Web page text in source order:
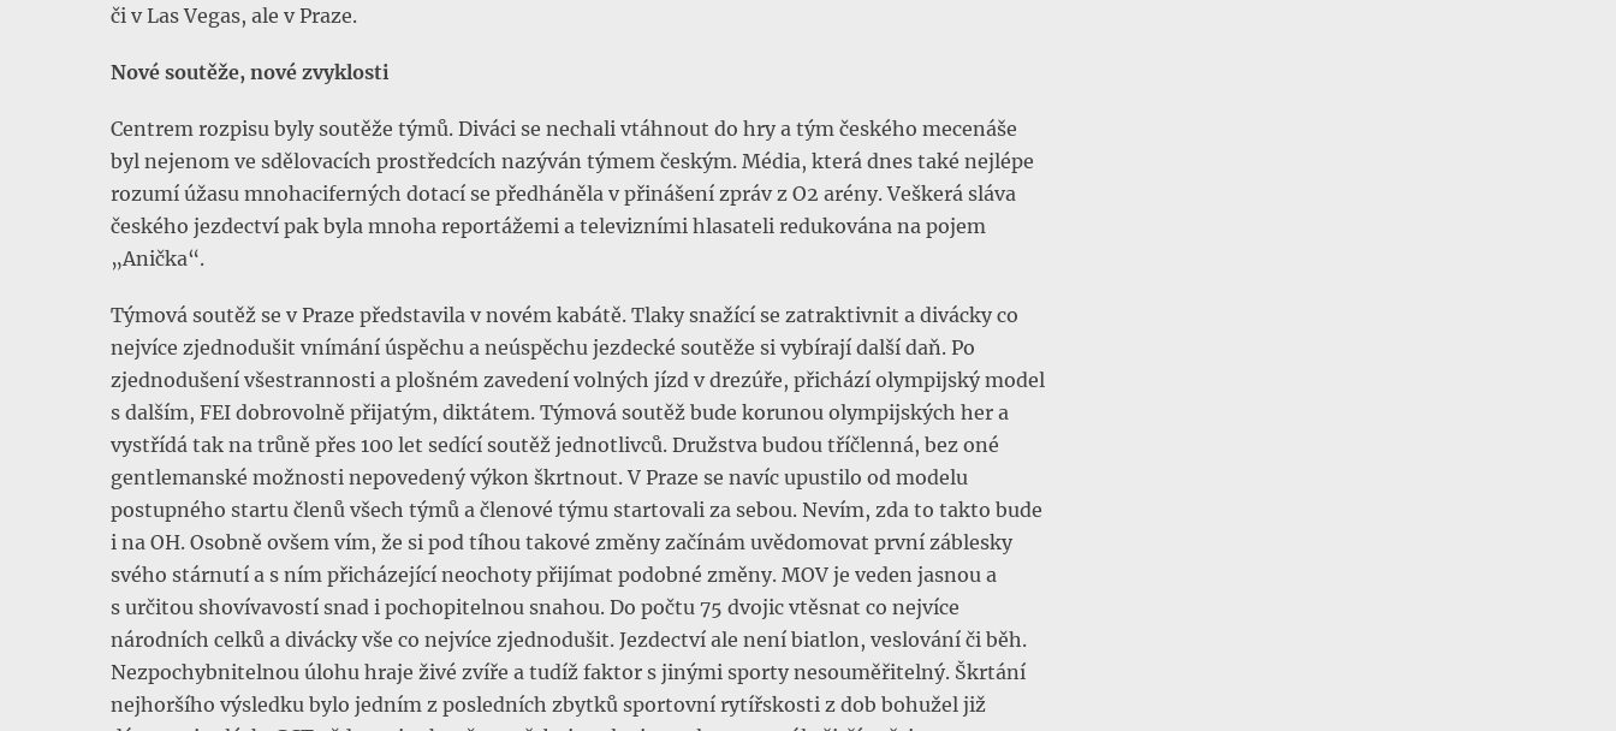
či v Las Vegas, ale v Praze.
Nové soutěže, nové zvyklosti
Centrem rozpisu byly soutěže týmů. Diváci se nechali vtáhnout do hry a tým českého mecenáše
byl nejenom ve sdělovacích prostředcích nazýván týmem českým. Média, která dnes také nejlépe
rozumí úžasu mnohaciferných dotací se předháněla v přinášení zpráv z O2 arény. Veškerá sláva
českého jezdectví pak byla mnoha reportážemi a televizními hlasateli redukována na pojem
„Anička“.
Týmová soutěž se v Praze představila v novém kabátě. Tlaky snažící se zatraktivnit a divácky co
nejvíce zjednodušit vnímání úspěchu a neúspěchu jezdecké soutěže si vybírají další daň. Po
zjednodušení všestrannosti a plošném zavedení volných jízd v drezúře, přichází olympijský model
s dalším, FEI dobrovolně přijatým, diktátem. Týmová soutěž bude korunou olympijských her a
vystřídá tak na trůně přes 100 let sedící soutěž jednotlivců. Družstva budou tříčlenná, bez oné
gentlemanské možnosti nepovedený výkon škrtnout. V Praze se navíc upustilo od modelu
postupného startu členů všech týmů a členové týmu startovali za sebou. Nevím, zda to takto bude
i na OH. Osobně ovšem vím, že si pod tíhou takové změny začínám uvědomovat první záblesky
svého stárnutí a s ním přicházející neochoty přijímat podobné změny. MOV je veden jasnou a
s určitou shovívavostí snad i pochopitelnou snahou. Do počtu 75 dvojic vtěsnat co nejvíce
národních celků a divácky vše co nejvíce zjednodušit. Jezdectví ale není biatlon, veslování či běh.
Nezpochybnitelnou úlohu hraje živé zvíře a tudíž faktor s jinými sporty nesouměřitelný. Škrtání
nejhoršího výsledku bylo jedním z posledních zbytků sportovní rytířskosti z dob bohužel již